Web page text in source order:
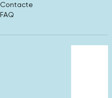
Contacte
FAQ